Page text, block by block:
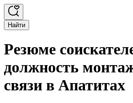
Найти
Резюме
должность
связи в Апатитах